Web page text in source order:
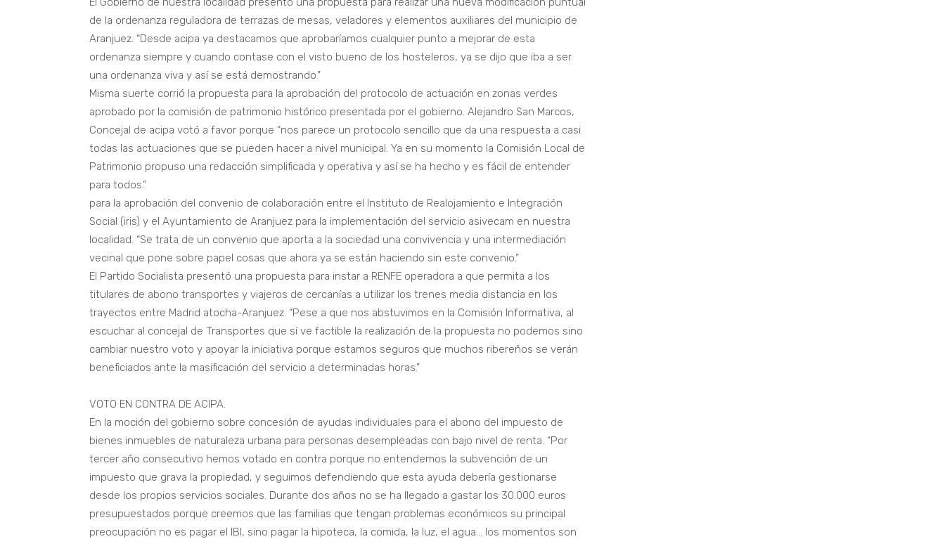
de la ordenanza reguladora de terrazas de mesas, veladores y elementos auxiliares del municipio de
Aranjuez. “Desde acipa ya destacamos que aprobaríamos cualquier punto a mejorar de esta
ordenanza siempre y cuando contase con el visto bueno de los hosteleros, ya se dijo que iba a ser
una ordenanza viva y así se está demostrando.”
Misma suerte corrió la propuesta para la aprobación del protocolo de actuación en zonas verdes
aprobado por la comisión de patrimonio histórico presentada por el gobierno. Alejandro San Marcos,
Concejal de acipa votó a favor porque “nos parece un protocolo sencillo que da una respuesta a casi
todas las actuaciones que se pueden hacer a nivel municipal. Ya en su momento la Comisión Local de
Patrimonio propuso una redacción simplificada y operativa y así se ha hecho y es fácil de entender
para todos.”
para la aprobación del convenio de colaboración entre el Instituto de Realojamiento e Integración
Social (iris) y el Ayuntamiento de Aranjuez para la implementación del servicio asivecam en nuestra
localidad. “Se trata de un convenio que aporta a la sociedad una convivencia y una intermediación
vecinal que pone sobre papel cosas que ahora ya se están haciendo sin este convenio.”
El Partido Socialista presentó una propuesta para instar a RENFE operadora a que permita a los
titulares de abono transportes y viajeros de cercanías a utilizar los trenes media distancia en los
trayectos entre Madrid atocha-Aranjuez. “Pese a que nos abstuvimos en la Comisión Informativa, al
escuchar al concejal de Transportes que sí ve factible la realización de la propuesta no podemos sino
cambiar nuestro voto y apoyar la iniciativa porque estamos seguros que muchos ribereños se verán
beneficiados ante la masificación del servicio a determinadas horas.”
VOTO EN CONTRA DE ACIPA.
En la moción del gobierno sobre concesión de ayudas individuales para el abono del impuesto de
bienes inmuebles de naturaleza urbana para personas desempleadas con bajo nivel de renta. “Por
tercer año consecutivo hemos votado en contra porque no entendemos la subvención de un
impuesto que grava la propiedad, y seguimos defendiendo que esta ayuda debería gestionarse
desde los propios servicios sociales. Durante dos años no se ha llegado a gastar los 30.000 euros
presupuestados porque creemos que las familias que tengan problemas económicos su principal
preocupación no es pagar el IBI, sino pagar la hipoteca, la comida, la luz, el agua… los momentos son